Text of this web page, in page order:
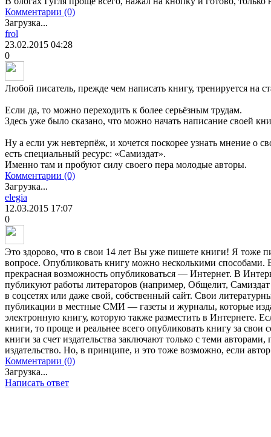
Комментарии (0)
Загрузка...
frol
23.02.2015 04:28
0
Любой писатель, прежде чем написать книгу, тренируется на
Если да, то можно переходить к более серьёзным трудам.
Здесь уже было сказано, что можно начать написание своей
Ну а если уж невтерпёж, и хочется поскорее узнать мнение о
есть специальный ресурс: «Самиздат».
Именно там и пробуют силу своего пера молодые авторы.
Комментарии (0)
Загрузка...
elegia
12.03.2015 17:07
0
Это здорово, что в свои 14 лет Вы уже пишете книги! Я тоже
вопросе. Опубликовать книгу можно несколькими
прекрасная возможность опубликоваться — Интернет. В
публикуют работы литераторов (например, Общелит,
в соцсетях или даже свой, собственный сайт. Свои
публикации в местные СМИ — газеты и журналы, которые
электронную книгу, которую также разместить в Интернете.
книги, то проще и реальнее всего опубликовать книгу за свои
книги за счет издательства заключают только с теми
издательство. Но, в принципе, и это тоже возможно, если
Комментарии (0)
Загрузка...
Написать ответ